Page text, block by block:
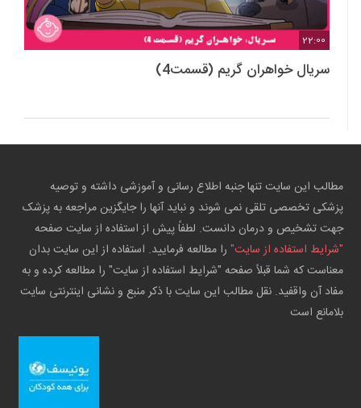
22:00
سریال خواهران گریم (قسمت4)
مطالب این سایت تنها جنبه اطلاع رسانی و آموزشی داشته و توصیه
پزشکی تخصصی تلقی نمی شوند و نباید آنها را جایگزین مراجعه به پزشک
جهت تشخیص و درمان دانست. لطفاً پیش از استفاده از سایت صفحه
"شرایط استفاده از سایت" را مطالعه فرمایید. استفاده از این سایت بدان
معناست که شما قبلاً صفحه "شرایط استفاده از سایت" را مطالعه کرده و به
مفاد آن واقفید. نقل مطالب این سایت با ذکر منبع و نشانی اینترنتی سایت
بلامانع است